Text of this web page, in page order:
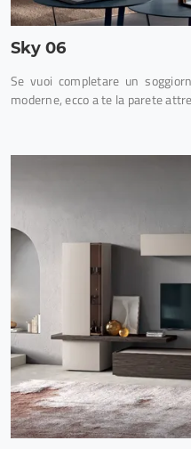
Sky 06
Se vuoi completare un
moderne, ecco a te la parete